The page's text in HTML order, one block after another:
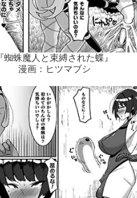
『蜘蛛魔人と束縛された蝶』
漫画：ヒツマブシ